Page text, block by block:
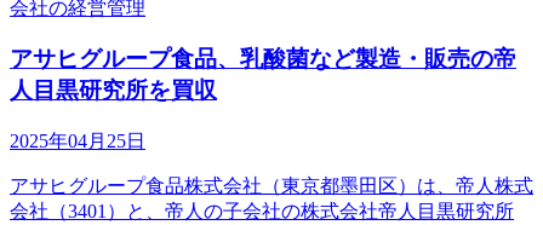
会社の経営管理
アサヒグループ食品、乳酸菌など製造・販売の帝
人目黒研究所を買収
2025年04月25日
アサヒグループ食品株式会社（東京都墨田区）は、帝人株式
会社（3401）と、帝人の子会社の株式会社帝人目黒研究所